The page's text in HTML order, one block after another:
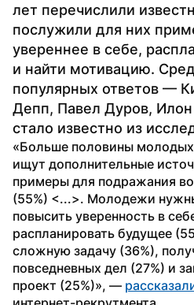
лет перечислили
послужили для них
увереннее в себе,
и найти мотивацию.
популярных ответов —
Депп, Павел Дуров,
стало известно из
«Больше половины молодых
ищут дополнительные
примеры для подражания
(55%) <...>. Молодежи
повысить уверенность в
распланировать будущее
сложную задачу (36%),
повседневных дел (27%) и
проект (25%)», —